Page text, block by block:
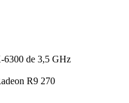
de 3,5 GHz
R9 270